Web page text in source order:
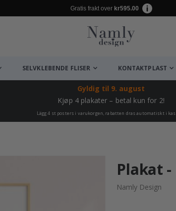
Gratis frakt over kr595.00
SELVKLEBENDE FLISER KONTAKTPLAST
Gyldig til 9. august
Kjøp 4 plakater – betal kun for 2!
Lägg 4 st posters i varukorgen, rabatten dras automatiskt i
Plakat
Namly Design